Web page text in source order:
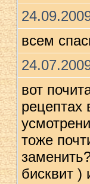
всем
вот
рецептах
тоже
бисквит )